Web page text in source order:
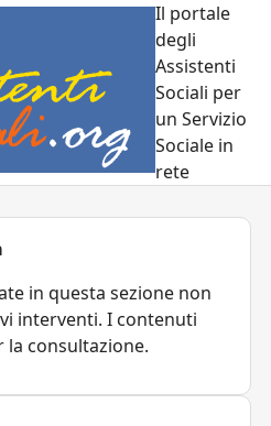
Il portale
degli
Assistenti
Sociali per
un Servizio
Sociale in
rete
in questa sezione non
interventi. I contenuti
consultazione.